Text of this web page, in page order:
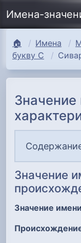
Имена-
🏠 Имена
букву С
Значение
Значение